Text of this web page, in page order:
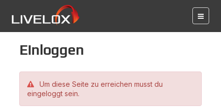
Einloggen
Um diese Seite zu erreichen musst du
eingeloggt sein.